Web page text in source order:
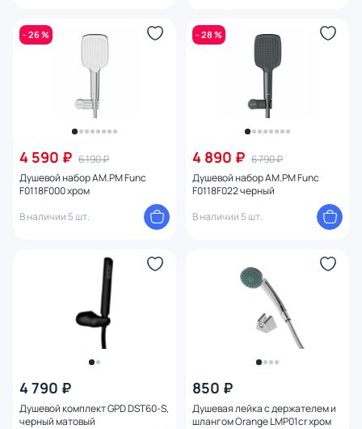
- 26 %
4 590 ₽ 6 190 ₽
Душевой набор AM.PM Func
F0118F000 хром
В наличии 5 шт.
- 28 %
4 890 ₽ 6 790 ₽
Душевой набор AM.PM Func
F0118F022 черный
В наличии 5 шт.
4 790 ₽
Душевой комплект GPD DST60-S,
черный матовый
850 ₽
Душевая лейка с держателем и
шлангом Orange LMP01cr хром